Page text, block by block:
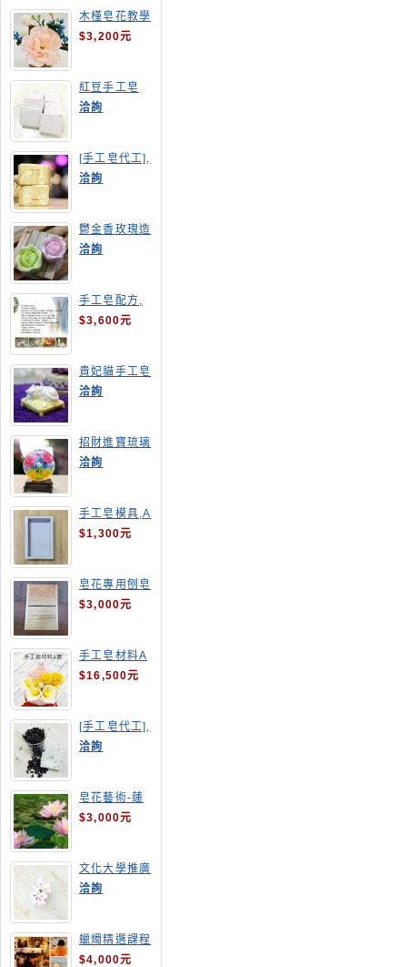
木槿皂花教學
$3,200元
紅豆手工皂
洽詢
[手工皂代工],
羊奶皂
洽詢
鬱金香玫瑰造
型手工皂
洽詢
手工皂配方,
手工皂教學
$3,600元
貴妃貓手工皂
洽詢
招財進寶琉璃
手工皂
洽詢
手工皂模具,A
4渲染盤
$1,300元
皂花專用刨皂
器
$3,000元
手工皂材料A
套
$16,500元
[手工皂代工],
釋迦手工皂
洽詢
皂花藝術-蓮
花
$3,000元
文化大學推廣
部高雄分部手
工皂教學
洽詢
蠟燭精選課程
$4,000元